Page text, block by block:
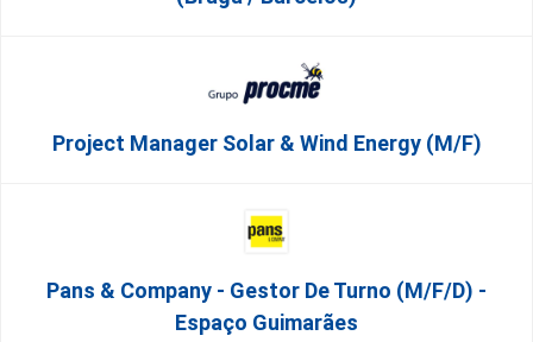
Project Manager Solar & Wind Energy (m/f)
Pans & Company - Gestor De Turno (m/f/d) -
Espaço Guimarães